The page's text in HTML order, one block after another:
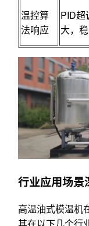
温控算
法响应
PID超
大，
行业应用场景
高温油式模温机